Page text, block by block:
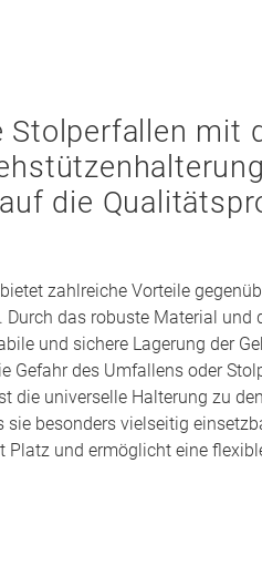
Stolperfallen mit
die
zahlreiche Vorteile
das robuste Material und
und sichere Lagerung der
Gefahr des Umfallens oder
die universelle Halterung zu
sie besonders vielseitig
Platz und ermöglicht eine